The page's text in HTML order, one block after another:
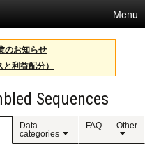
Menu
のお知らせ
利益配分）
Sequences
Data
categories
FAQ Other